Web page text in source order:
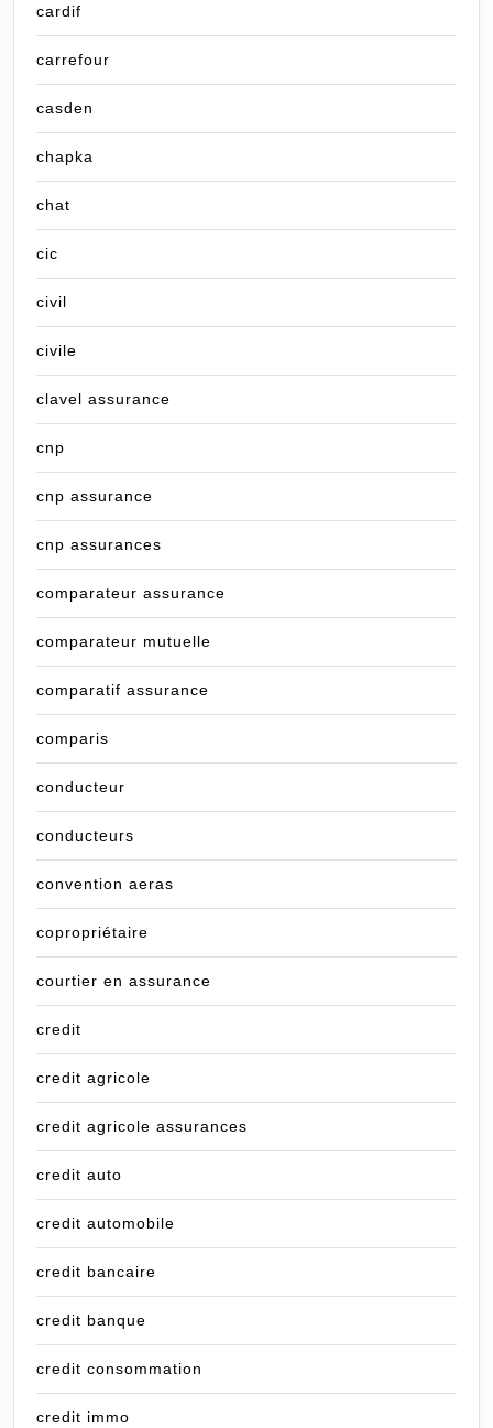
cardif
carrefour
casden
chapka
chat
cic
civil
civile
clavel assurance
cnp
cnp assurance
cnp assurances
comparateur assurance
comparateur mutuelle
comparatif assurance
comparis
conducteur
conducteurs
convention aeras
copropriétaire
courtier en assurance
credit
credit agricole
credit agricole assurances
credit auto
credit automobile
credit bancaire
credit banque
credit consommation
credit immo